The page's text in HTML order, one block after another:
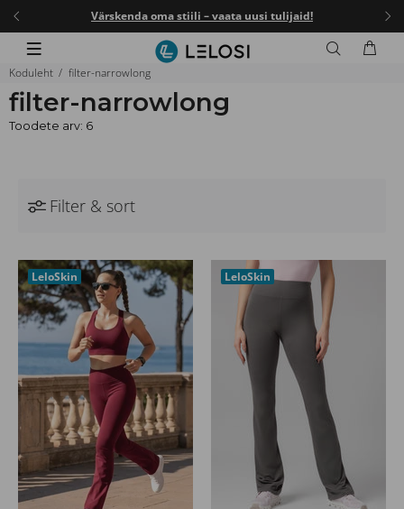
. Värskenda oma stiili – vaata uusi tulijaid! -
Koduleht filter-narrowlong
filter-narrowlong
Toodete arv: 6
Filter & sort
LeloSkin LeloSkin